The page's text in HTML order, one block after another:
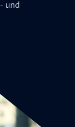
und